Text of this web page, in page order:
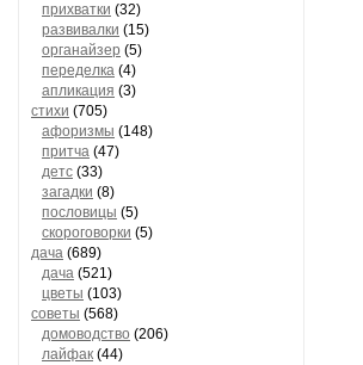
прихватки (32)
развивалки (15)
органайзер (5)
переделка (4)
апликация (3)
стихи (705)
афоризмы (148)
притча (47)
детс (33)
загадки (8)
пословицы (5)
скороговорки (5)
дача (689)
дача (521)
цветы (103)
советы (568)
домоводство (206)
лайфак (44)